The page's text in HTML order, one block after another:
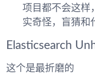
项目都不会这样
实奇怪，盲猜和
Elasticsearch
这个是最折磨的